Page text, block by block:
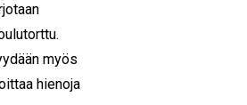
myös
hienoja